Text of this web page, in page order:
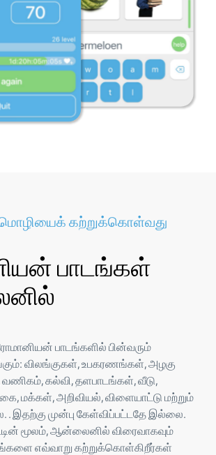
கற்றுக்கொள்வது
பாடங்கள்
பாடங்களில் பின்வரும்
விலங்குகள், உபகரணங்கள், அழகு
வணிகம், கல்வி, தளபாடங்கள், வீடு,
மக்கள், அறிவியல், விளையாட்டு மற்றும்
. இதற்கு முன்பு கேள்விப்பட்டதே இல்லை.
மூலம், ஆன்லைனில் விரைவாகவும்
எவ்வாறு கற்றுக்கொள்கிறீர்கள்